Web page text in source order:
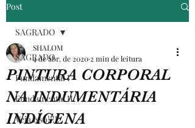
Post
SAGRADO
Fundamental I
Fundamental II
Veja isso!!!!!
SAGRADO
PINTURA CORPORAL
NA INDUMENTÁRIA
INDÍGENA
SHALOM
4 de abr. de 2020 2 min de leitura